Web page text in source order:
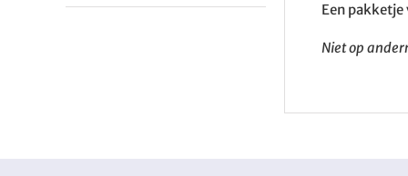
Een
Niet op